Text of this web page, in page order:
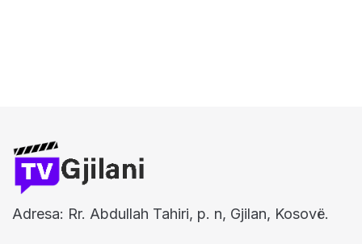
Adresa: Rr. Abdullah Tahiri, p. n, Gjilan, Kosovë.